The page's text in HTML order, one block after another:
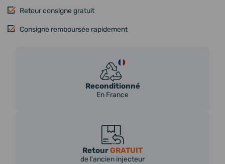
Retour consigne gratuit
Consigne remboursée rapidement
Reconditionné
En France
RetourGRATUIT
de l'ancien injecteur